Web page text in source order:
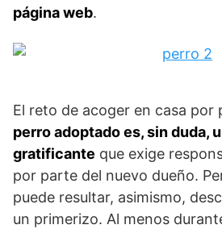
página web.
El reto de acoger en casa por
perro adoptado es, sin duda,
gratificante que exige
por parte del nuevo dueño.
puede resultar, asimismo,
un primerizo. Al menos